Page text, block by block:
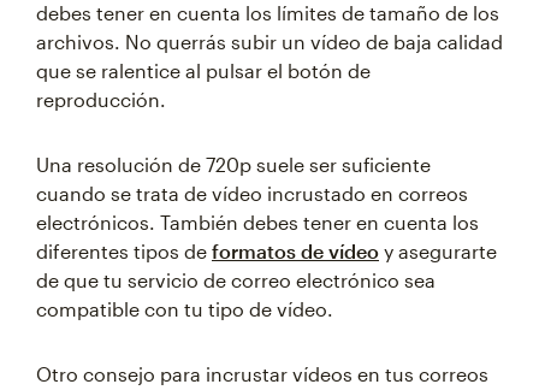
debes tener en cuenta los límites de tamaño de los
archivos. No querrás subir un vídeo de baja calidad
que se ralentice al pulsar el botón de
reproducción.
Una resolución de 720p suele ser suficiente
cuando se trata de vídeo incrustado en correos
electrónicos. También debes tener en cuenta los
diferentes tipos de formatos de vídeo y asegurarte
de que tu servicio de correo electrónico sea
compatible con tu tipo de vídeo.
Otro consejo para incrustar vídeos en tus correos